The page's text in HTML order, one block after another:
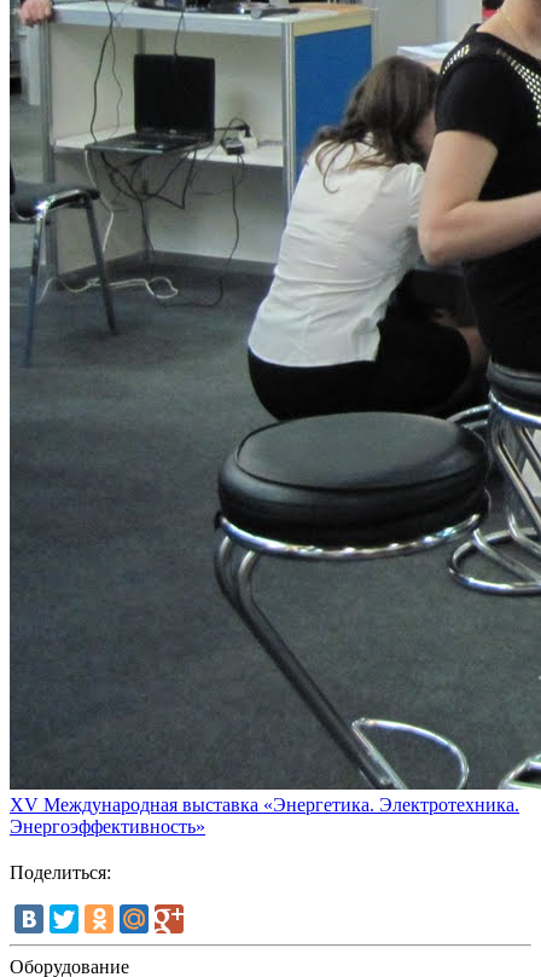
XV Международная выставка «Энергетика. Электротехника.
Энергоэффективность»
Поделиться:
Оборудование